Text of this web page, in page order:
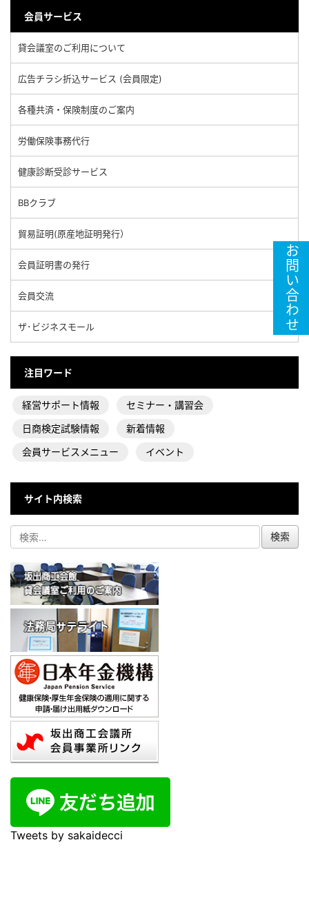
会員サービス
貸会議室のご利用について
広告チラシ折込サービス (会員限定)
各種共済・保険制度のご案内
労働保険事務代行
健康診断受診サービス
BBクラブ
貿易証明(原産地証明発行）
会員証明書の発行
会員交流
ザ･ビジネスモール
注目ワード
経営サポート情報
セミナー・講習会
日商検定試験情報
新着情報
会員サービスメニュー
イベント
サイト内検索
Tweets by sakaidecci
お問い合わせ